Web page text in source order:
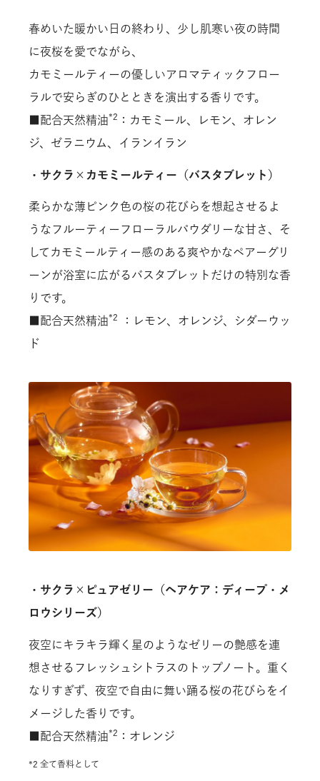
春めいた暖かい日の終わり、少し肌寒い夜の時間
に夜桜を愛でながら、
カモミールティーの優しいアロマティックフロー
ラルで安らぎのひとときを演出する香りです。
■配合天然精油*2
：カモミール、レモン、オレン
ジ、ゼラニウム、イランイラン
・サクラ×カモミールティー（バスタブレット）
柔らかな薄ピンク色の桜の花びらを想起させるよ
うなフルーティーフローラルパウダリーな甘さ、そ
してカモミールティー感のある爽やかなペアーグリ
ーンが浴室に広がるバスタブレットだけの特別な香
りです。
■配合天然精油*2
：レモン、オレンジ、シダーウッ
ド
・サクラ×ピュアゼリー（ヘアケア：ディープ・メ
ロウシリーズ）
夜空にキラキラ輝く星のようなゼリーの艶感を連
想させるフレッシュシトラスのトップノート。重く
なりすぎず、夜空で自由に舞い踊る桜の花びらをイ
メージした香りです。
■配合天然精油*2 ：オレンジ
*2 全て香料として